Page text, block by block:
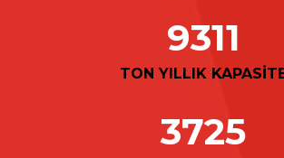
9870
TON YILLIK
3948